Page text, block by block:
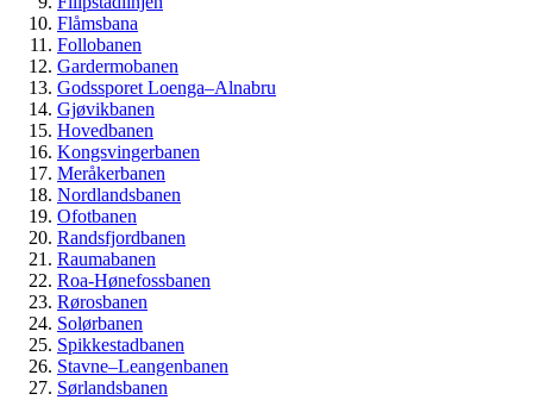
Flåmsbana
Follobanen
Gardermobanen
Godssporet Loenga–Alnabru
Gjøvikbanen
Hovedbanen
Kongsvingerbanen
Meråkerbanen
Nordlandsbanen
Ofotbanen
Randsfjordbanen
Raumabanen
Roa-Hønefossbanen
Rørosbanen
Solørbanen
Spikkestadbanen
Stavne–Leangenbanen
Sørlandsbanen